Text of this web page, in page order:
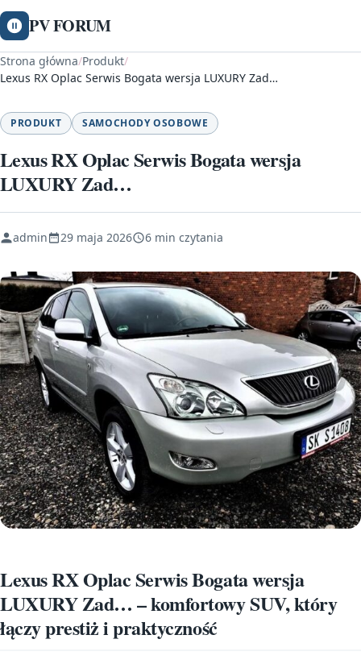
PV FORUM
Strona główna/Produkt/
Lexus RX Oplac Serwis Bogata wersja LUXURY Zad…
PRODUKT SAMOCHODY OSOBOWE
Lexus RX Oplac Serwis Bogata wersja
LUXURY Zad…
admin 29 maja 2026 6 min czytania
Lexus RX Oplac Serwis Bogata wersja
LUXURY Zad… – komfortowy SUV, który
łączy prestiż i praktyczność